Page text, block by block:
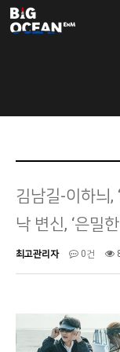
김남길-이하늬,
낙 변신, ‘은밀
최고관리자 0건